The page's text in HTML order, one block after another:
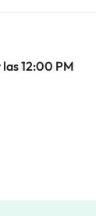
12:00 PM